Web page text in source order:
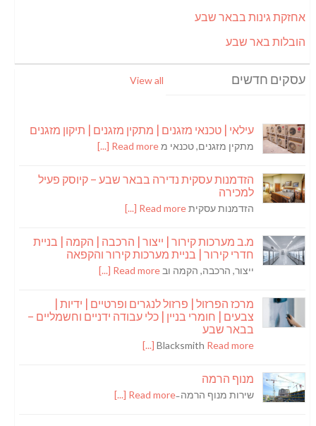
אחזקת גינות בבאר שבע
הובלות באר שבע
עסקים חדשים View all
עילאי | טכנאי מזגנים | מתקין מזגנים | תיקון מזגנים
מתקין מזגנים, טכנאי מRead more [...]
הזדמנות עסקית נדירה בבאר שבע – קיוסק פעיל
למכירה
הזדמנות עסקיתRead more [...]
מ.ב מערכות קירור | ייצור | הרכבה | הקמה | בניית
חדרי קירור | בניית מערכות קירור והקפאה
ייצור, הרכבה, הקמה וב Read more [...]
מרכז הפרזול | פרזול לנגרים ופרטיים | ידיות |
צבעים | חומרי בניין | כלי עבודה ידניים וחשמליים –
בבאר שבע
Blacksmith Read more [...]
מנוף הרמה
שירות מנוף הרמה ̵Read more [...]